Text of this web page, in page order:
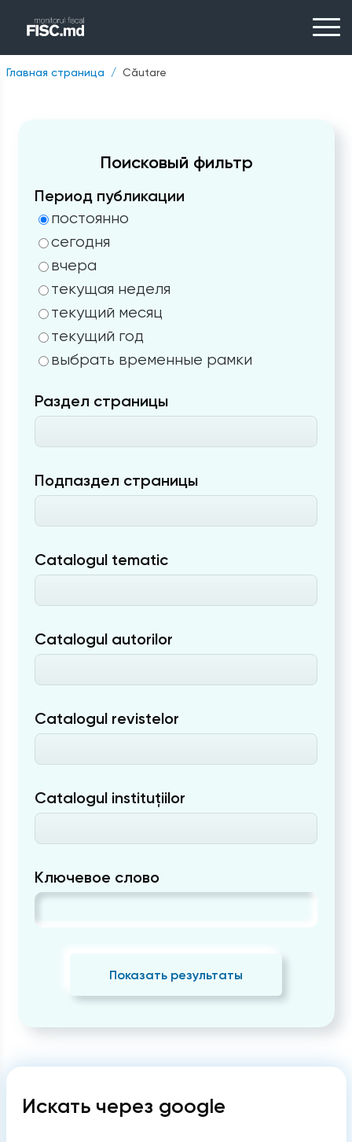
Главная страница Căutare
Поисковый фильтр
Период публикации
постоянно
сегодня
вчера
текущая неделя
текущий месяц
текущий год
выбрать временные рамки
Раздел страницы
Подпаздел страницы
Catalogul tematic
Catalogul autorilor
Catalogul revistelor
Catalogul instituțiilor
Ключевое слово
Показать результаты
Искать через google